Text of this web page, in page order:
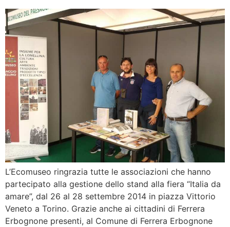
L’Ecomuseo ringrazia tutte le associazioni che hanno
partecipato alla gestione dello stand alla fiera “Italia da
amare”, dal 26 al 28 settembre 2014 in piazza Vittorio
Veneto a Torino. Grazie anche ai cittadini di Ferrera
Erbognone presenti, al Comune di Ferrera Erbognone